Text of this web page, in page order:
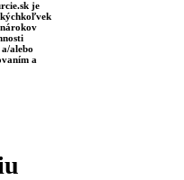
je
alebo
a